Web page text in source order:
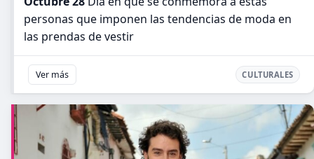
personas que imponen las tendencias de moda en
las prendas de vestir
Ver más CULTURALES